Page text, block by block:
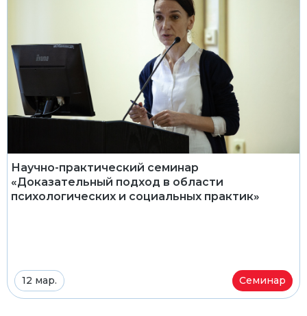
Научно-практический семинар
«Доказательный подход в области
психологических и социальных практик»
12 мар. Семинар